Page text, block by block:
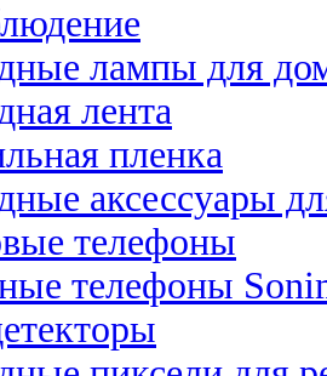
лампы для
лента
пленка
аксессуары
телефоны
телефоны